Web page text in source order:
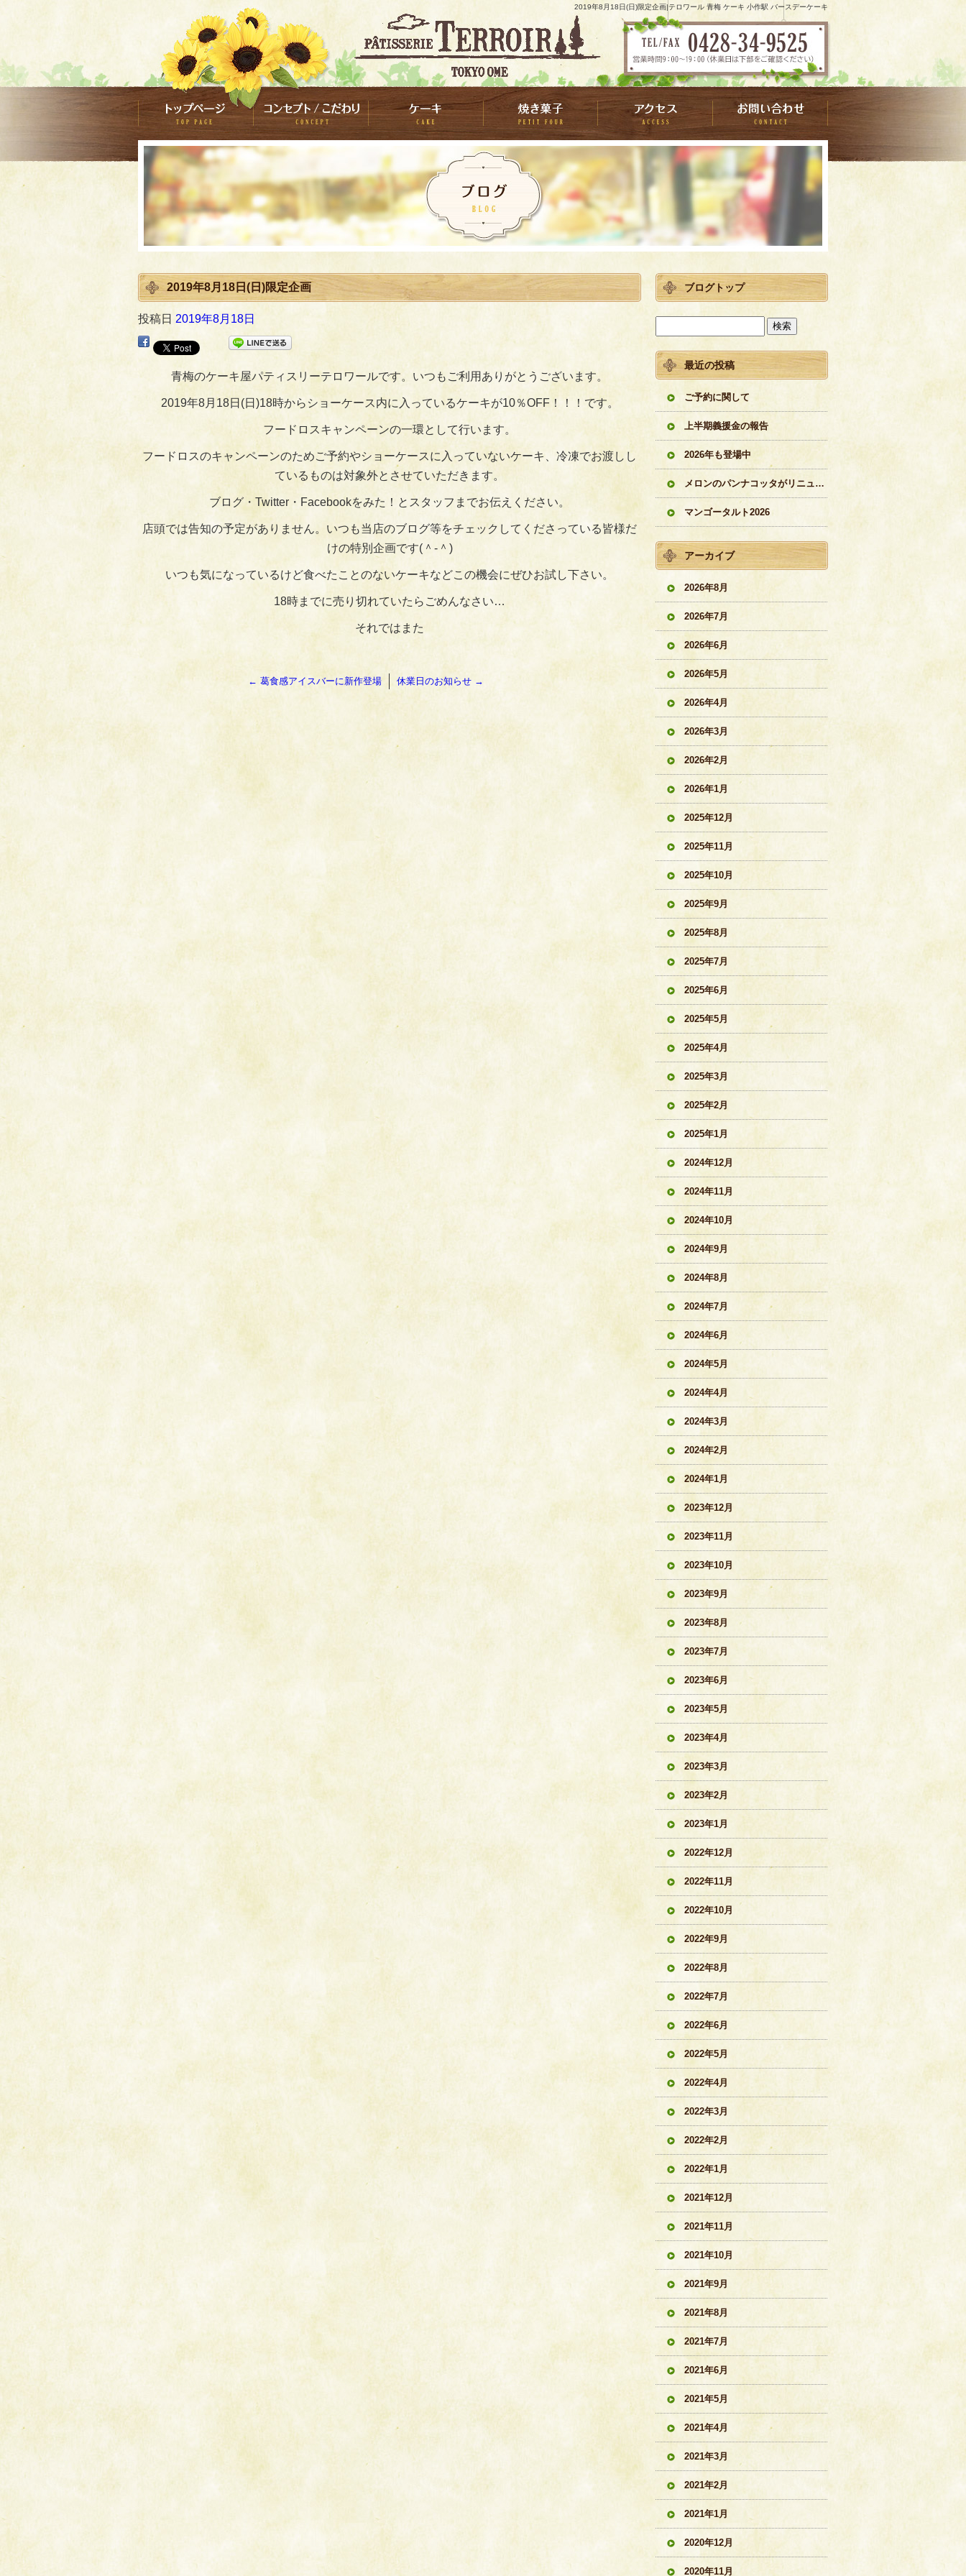
2019年8月18日(日)限定企画|テロワール 青梅 ケーキ 小作駅 バースデーケーキ
2019年8月18日(日)限定企画
投稿日 2019年8月18日
青梅のケーキ屋パティスリーテロワールです。いつもご利用ありがとうございます。
2019年8月18日(日)18時からショーケース内に入っているケーキが10％OFF！！！です。
フードロスキャンペーンの一環として行います。
フードロスのキャンペーンのためご予約やショーケースに入っていないケーキ、冷凍でお渡しし
ているものは対象外とさせていただきます。
ブログ・Twitter・Facebookをみた！とスタッフまでお伝えください。
店頭では告知の予定がありません。いつも当店のブログ等をチェックしてくださっている皆様だ
けの特別企画です(＾‐＾)
いつも気になっているけど食べたことのないケーキなどこの機会にぜひお試し下さい。
18時までに売り切れていたらごめんなさい…
それではまた
← 葛食感アイスバーに新作登場 休業日のお知らせ →
ブログトップ
最近の投稿
ご予約に関して
上半期義援金の報告
2026年も登場中
メロンのパンナコッタがリニューアル
マンゴータルト2026
アーカイブ
2026年8月
2026年7月
2026年6月
2026年5月
2026年4月
2026年3月
2026年2月
2026年1月
2025年12月
2025年11月
2025年10月
2025年9月
2025年8月
2025年7月
2025年6月
2025年5月
2025年4月
2025年3月
2025年2月
2025年1月
2024年12月
2024年11月
2024年10月
2024年9月
2024年8月
2024年7月
2024年6月
2024年5月
2024年4月
2024年3月
2024年2月
2024年1月
2023年12月
2023年11月
2023年10月
2023年9月
2023年8月
2023年7月
2023年6月
2023年5月
2023年4月
2023年3月
2023年2月
2023年1月
2022年12月
2022年11月
2022年10月
2022年9月
2022年8月
2022年7月
2022年6月
2022年5月
2022年4月
2022年3月
2022年2月
2022年1月
2021年12月
2021年11月
2021年10月
2021年9月
2021年8月
2021年7月
2021年6月
2021年5月
2021年4月
2021年3月
2021年2月
2021年1月
2020年12月
2020年11月